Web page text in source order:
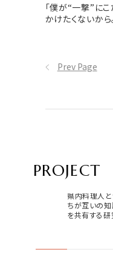
「僕が“一撃”に
かけたくないか
Prev Page
PROJECT
サガマリ
県内料理人と
ちが互いの
を共有する研